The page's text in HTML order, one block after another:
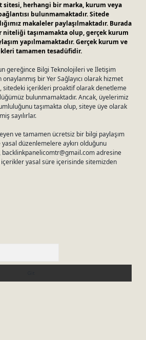
sitesi, herhangi bir marka, kurum veya
bulunmamaktadır. Sitede
makaleler paylaşılmaktadır. Burada
niteliği taşımamakta olup, gerçek kurum
yapılmamaktadır. Gerçek kurum ve
tamamen tesadüfidir.
gereğince Bilgi Teknolojileri ve İletişim
bir Yer Sağlayıcı olarak hizmet
sitedeki içerikleri proaktif olarak denetleme
bulunmamaktadır. Ancak, üyelerimiz
taşımakta olup, siteye üye olarak
sayılırlar.
ve tamamen ücretsiz bir bilgi paylaşım
düzenlemelere aykırı olduğunu
backlinkpanelicomtr@gmail.comadresine
yasal süre içerisinde sitemizden